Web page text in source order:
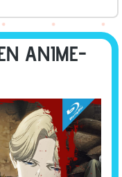
ANIME-